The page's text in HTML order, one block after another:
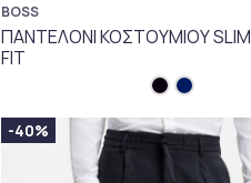
BOSS
ΠΑΝΤΕΛΟΝΙ ΚΟΣΤΟΥΜΙΟΥ SLIM
FIT
-40%